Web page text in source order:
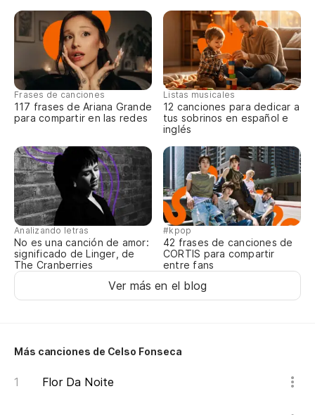
Frases de canciones
117 frases de Ariana Grande
para compartir en las redes
Listas musicales
12 canciones para dedicar a
tus sobrinos en español e
inglés
Analizando letras
No es una canción de amor:
significado de Linger, de
The Cranberries
#kpop
42 frases de canciones de
CORTIS para compartir
entre fans
Ver más en el blog
Más canciones de Celso Fonseca
Flor Da Noite